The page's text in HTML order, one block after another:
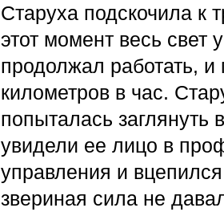
Старуха подскочила к
этот момент весь свет
продолжал работать,
километров в час.
попыталась заглянуть
увидели ее лицо в
управления и
звериная сила не